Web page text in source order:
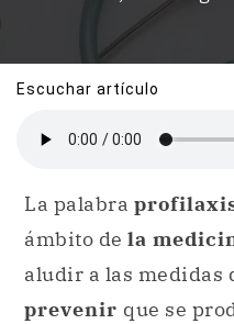
Escuchar artículo
La palabra
ámbito de la
aludir a las medidas
prevenir que se